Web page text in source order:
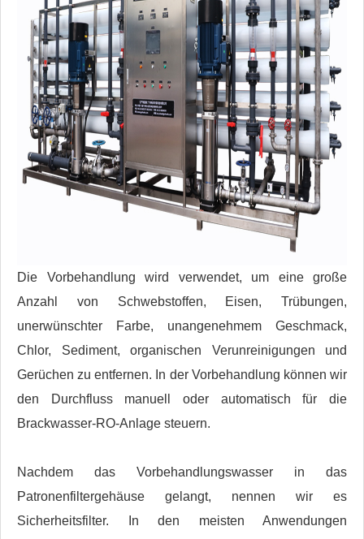
Die Vorbehandlung wird verwendet, um eine große
Anzahl von Schwebstoffen, Eisen, Trübungen,
unerwünschter Farbe, unangenehmem Geschmack,
Chlor, Sediment, organischen Verunreinigungen und
Gerüchen zu entfernen. In der Vorbehandlung können wir
den Durchfluss manuell oder automatisch für die
Brackwasser-RO-Anlage steuern.
Nachdem das Vorbehandlungswasser in das
Patronenfiltergehäuse gelangt, nennen wir es
Sicherheitsfilter. In den meisten Anwendungen